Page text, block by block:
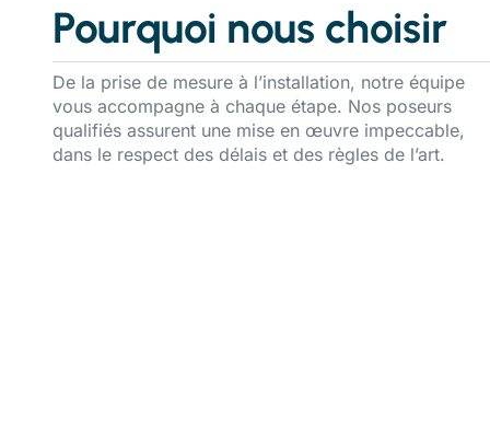
Pourquoi nous choisir
De la prise de mesure à l’installation, notre équipe
vous accompagne à chaque étape. Nos poseurs
qualifiés assurent une mise en œuvre impeccable,
dans le respect des délais et des règles de l’art.